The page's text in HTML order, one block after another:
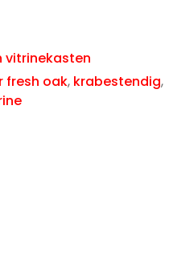
vitrinekasten
fresh oak, krabestendig,